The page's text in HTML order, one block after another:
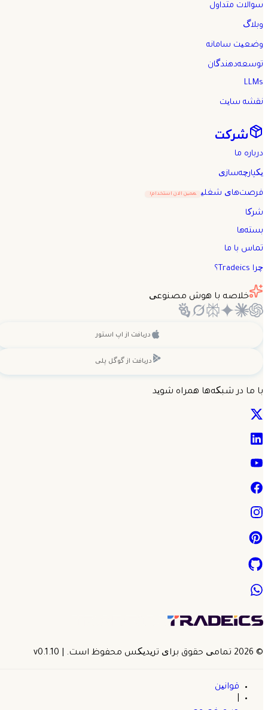
سوالات متداول
وبلاگ
وضعیت سامانه
توسعه‌دهندگان
LLMs
نقشه سایت
شرکت
درباره ما
یکپارچه‌سازی
فرصت‌های شغلی همین الان استخدام!
شرکا
بسته‌ها
تماس با ما
چرا Tradeics؟
خلاصه با هوش مصنوعی
دریافت از اپ استور
دریافت از گوگل پلی
با ما در شبکه‌ها همراه شوید
©
2026 تمامی حقوق برای تریدیکس محفوظ است.| v
0.1.10
قوانین